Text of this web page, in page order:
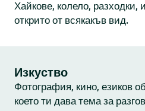
Хайкове, колело,
открито от всякакъв вид.
Изкуство
Фотография, кино, езиков
което ти дава тема за